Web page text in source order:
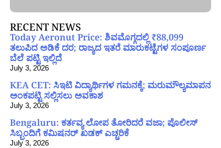
RECENT NEWS
Today Aeronut Price: ಶಿವಮೊಗ್ಗದಲ್ಲಿ ₹88,099
ತಲುಪಿದ ಅಡಿಕೆ ದರ; ರಾಜ್ಯದ ಇತರೆ ಮಾರುಕಟ್ಟೆಗಳ ಸಂಪೂರ್ಣ
ಬೆಲೆ ಪಟ್ಟಿ ಇಲ್ಲಿದೆ
July 3, 2026
KEA CET: ಸಿಇಟಿ ವಿದ್ಯಾರ್ಥಿಗಳ ಗಮನಕ್ಕೆ; ಮರುಮೌಲ್ಯಮಾಪನ
ಅಂಕಪಟ್ಟಿ ಸಲ್ಲಿಸಲು ಅವಕಾಶ
July 3, 2026
Bengaluru: ಕರ್ತವ್ಯ ಲೋಪ ತೋರಿದರೆ ವಜಾ; ಪೊಲೀಸ್
ಸಿಬ್ಬಂದಿಗೆ ಕಮಿಷನರ್ ಖಡಕ್ ಎಚ್ಚರಿಕೆ
July 3, 2026